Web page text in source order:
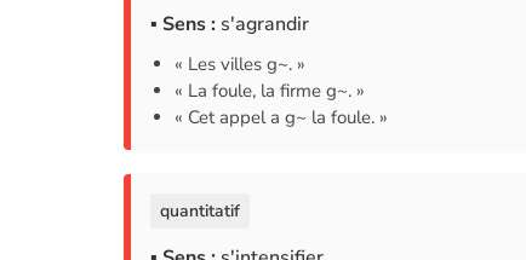
▪ Sens : s'agrandir
« Les villes g~. »
« La foule, la firme g~. »
« Cet appel a g~ la foule. »
quantitatif